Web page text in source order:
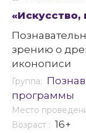
зрению о
иконописи
Группа:
программы
Место
Возраст : 16+